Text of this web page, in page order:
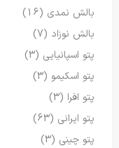
بالش نمدی (16)
بالش نوزاد (7)
پتو اسپانیایی (3)
پتو اسکیمو (3)
پتو افرا (3)
پتو ایرانی (63)
پتو چینی (3)